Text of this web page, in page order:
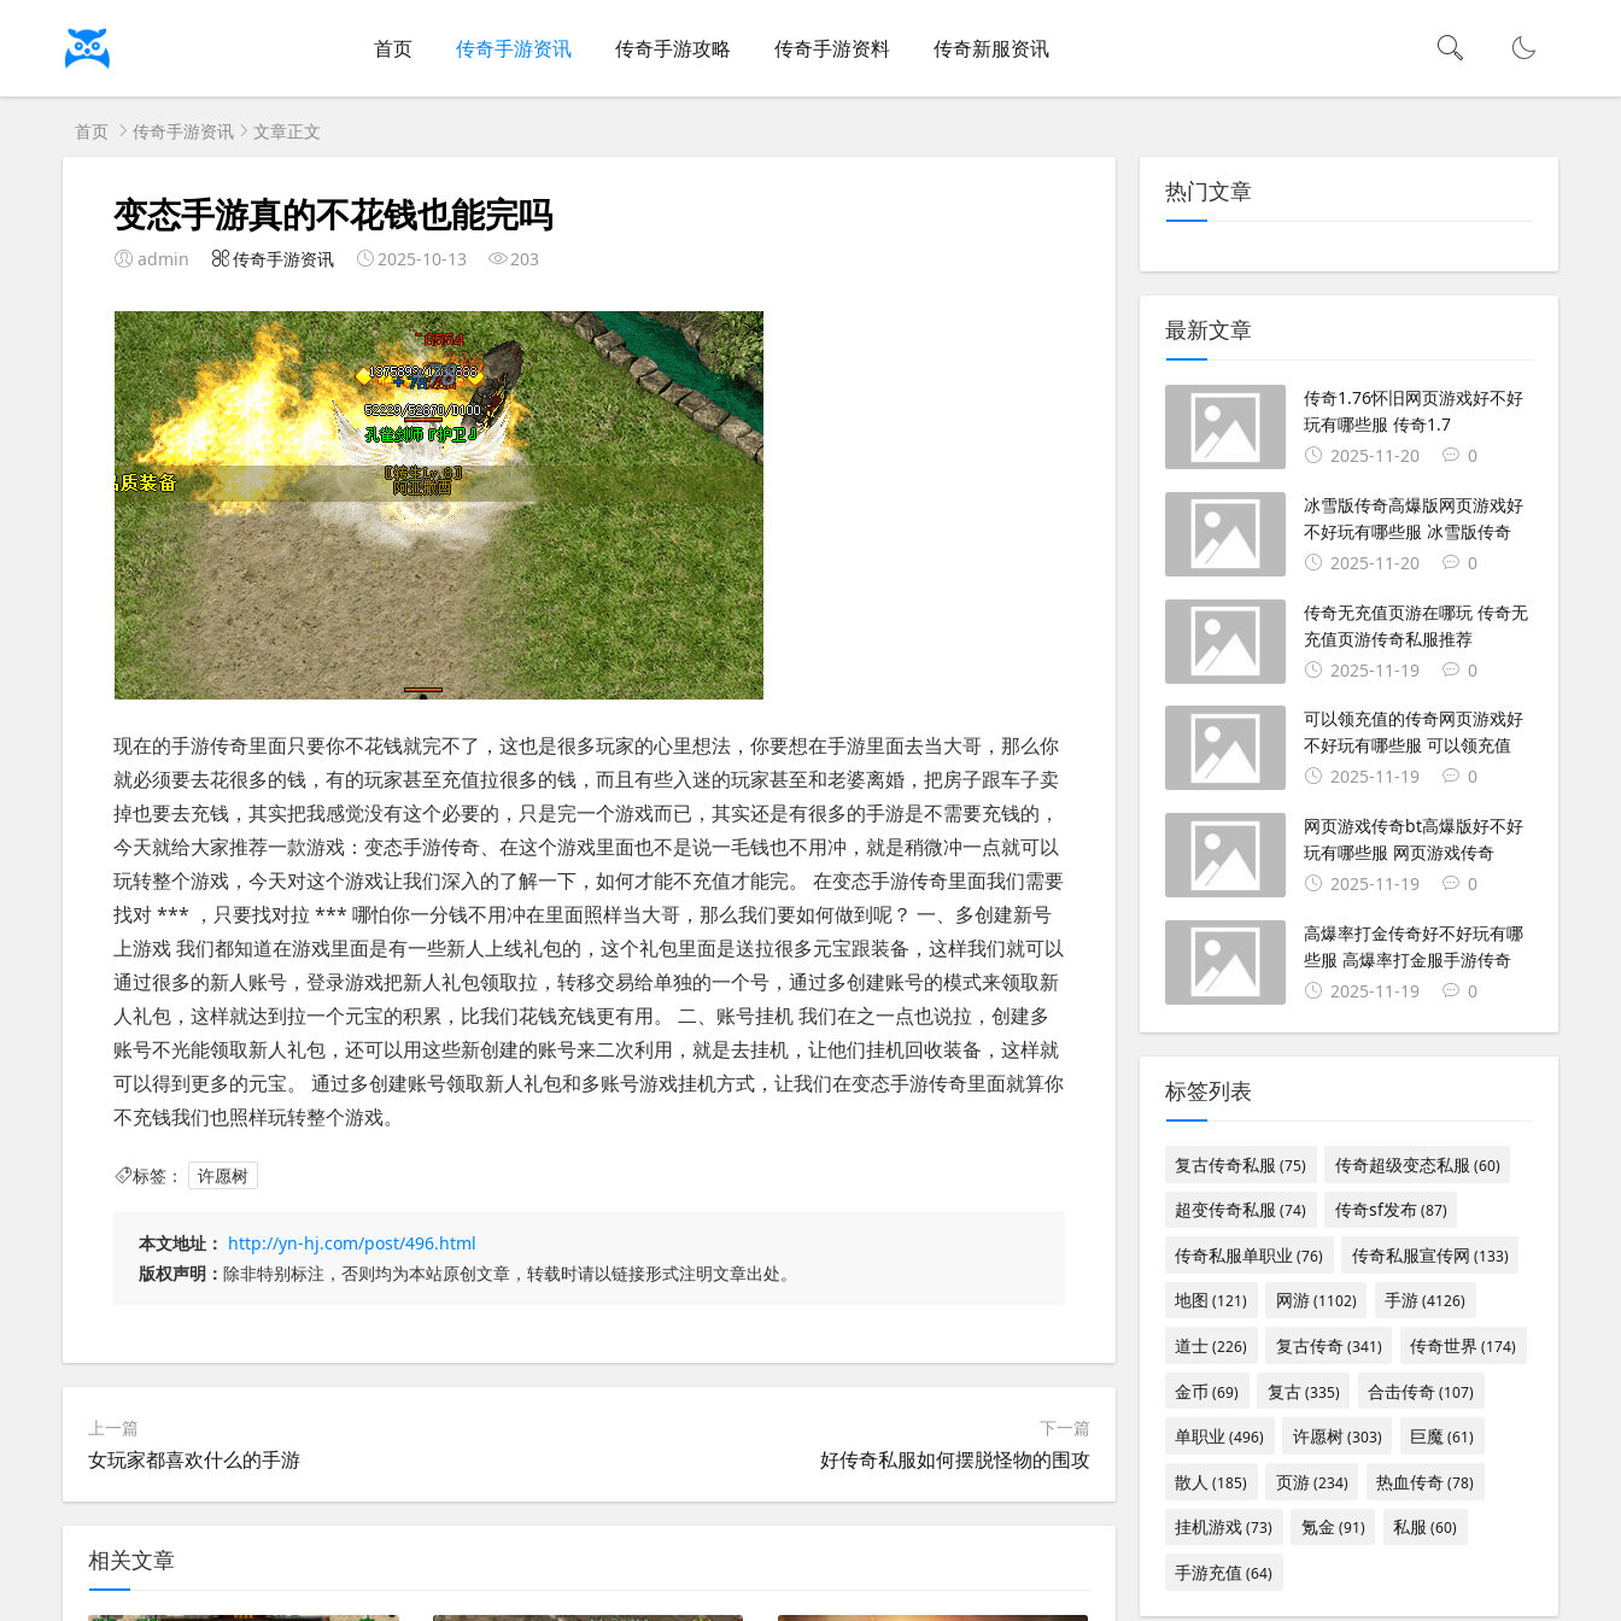
首页 传奇手游资讯 传奇手游攻略 传奇手游资料 传奇新服资讯
首页 传奇手游资讯 文章正文
变态手游真的不花钱也能完吗
admin 传奇手游资讯 2025-10-13 203
现在的手游传奇里面只要你不花钱就完不了，这也是很多玩家的心里想法，你要想在手游里面去当大哥，那么你
就必须要去花很多的钱，有的玩家甚至充值拉很多的钱，而且有些入迷的玩家甚至和老婆离婚，把房子跟车子卖
掉也要去充钱，其实把我感觉没有这个必要的，只是完一个游戏而已，其实还是有很多的手游是不需要充钱的，
今天就给大家推荐一款游戏：变态手游传奇、在这个游戏里面也不是说一毛钱也不用冲，就是稍微冲一点就可以
玩转整个游戏，今天对这个游戏让我们深入的了解一下，如何才能不充值才能完。 在变态手游传奇里面我们需要
找对 *** ，只要找对拉 *** 哪怕你一分钱不用冲在里面照样当大哥，那么我们要如何做到呢？ 一、多创建新号
上游戏 我们都知道在游戏里面是有一些新人上线礼包的，这个礼包里面是送拉很多元宝跟装备，这样我们就可以
通过很多的新人账号，登录游戏把新人礼包领取拉，转移交易给单独的一个号，通过多创建账号的模式来领取新
人礼包，这样就达到拉一个元宝的积累，比我们花钱充钱更有用。 二、账号挂机 我们在之一点也说拉，创建多
账号不光能领取新人礼包，还可以用这些新创建的账号来二次利用，就是去挂机，让他们挂机回收装备，这样就
可以得到更多的元宝。 通过多创建账号领取新人礼包和多账号游戏挂机方式，让我们在变态手游传奇里面就算你
不充钱我们也照样玩转整个游戏。
标签： 许愿树
本文地址： http://yn-hj.com/post/496.html
版权声明： 除非特别标注，否则均为本站原创文章，转载时请以链接形式注明文章出处。
上一篇
女玩家都喜欢什么的手游
下一篇
好传奇私服如何摆脱怪物的围攻
相关文章
热门文章
最新文章
传奇1.76怀旧网页游戏好不好
玩有哪些服 传奇1.7
2025-11-20
0
冰雪版传奇高爆版网页游戏好
不好玩有哪些服 冰雪版传奇
2025-11-20
0
传奇无充值页游在哪玩 传奇无
充值页游传奇私服推荐
2025-11-19
0
可以领充值的传奇网页游戏好
不好玩有哪些服 可以领充值
2025-11-19
0
网页游戏传奇bt高爆版好不好
玩有哪些服 网页游戏传奇
2025-11-19
0
高爆率打金传奇好不好玩有哪
些服 高爆率打金服手游传奇
2025-11-19
0
标签列表
复古传奇私服 (75) 传奇超级变态私服 (60)
超变传奇私服 (74) 传奇sf发布(87)
传奇私服单职业 (76) 传奇私服宣传网 (133)
地图 (121) 网游(1102) 手游(4126)
道士(226) 复古传奇(341) 传奇世界 (174)
金币 (69) 复古(335) 合击传奇(107)
单职业 (496) 许愿树(303) 巨魔(61)
散人 (185) 页游(234) 热血传奇(78)
挂机游戏(73) 氪金 (91) 私服 (60)
手游充值 (64)